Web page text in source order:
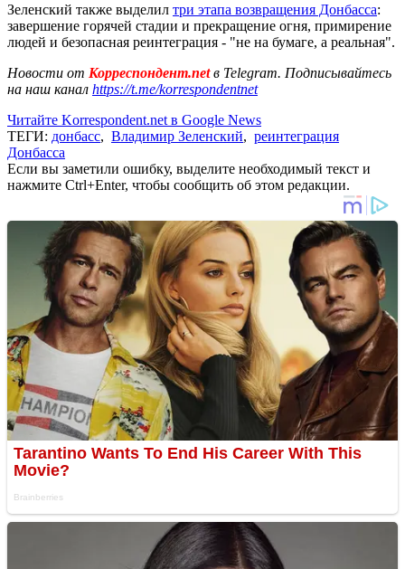
Зеленский также выделил три этапа возвращения Донбасса:
завершение горячей стадии и прекращение огня, примирение
людей и безопасная реинтеграция - "не на бумаге, а реальная".
Новости от Корреспондент.netв Telegram. Подписывайтесь
на наш канал https://t.me/korrespondentnet
Читайте Korrespondent.net в Google News
ТЕГИ: донбасс, Владимир Зеленский, реинтеграция
Донбасса
Если вы заметили ошибку, выделите необходимый текст и
нажмите Ctrl+Enter, чтобы сообщить об этом редакции.